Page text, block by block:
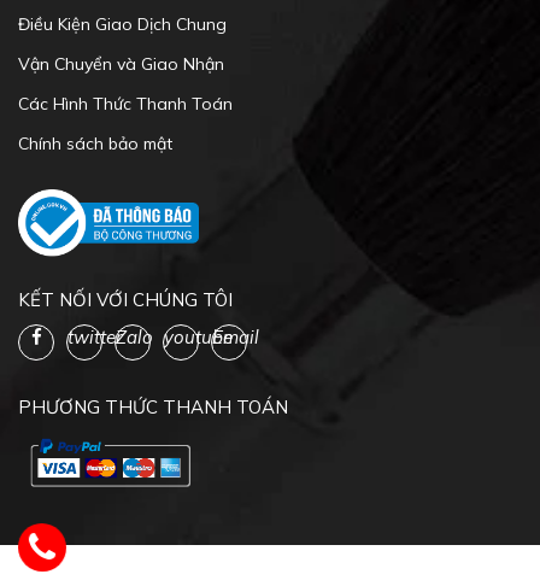
Điều Kiện Giao Dịch Chung
Vận Chuyển và Giao Nhận
Các Hình Thức Thanh Toán
Chính sách bảo mật
KẾT NỐI VỚI CHÚNG TÔI
twitterZalo youtubeEmail
PHƯƠNG THỨC THANH TOÁN